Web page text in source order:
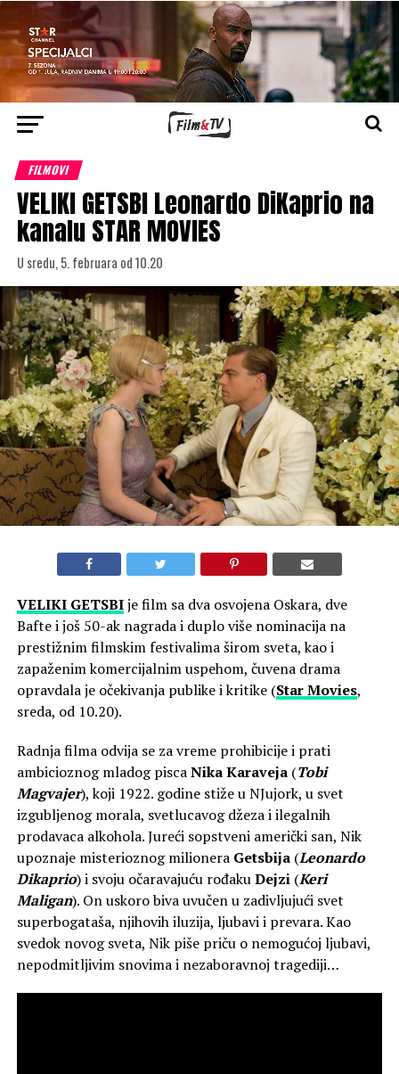
FILMOVI
VELIKI GETSBI Leonardo DiKaprio na
kanalu STAR MOVIES
U sredu, 5. februara od 10.20
VELIKI GETSBIje film sa dva osvojena Oskara, dve
Bafte i još 50-ak nagrada i duplo više nominacija na
prestižnim filmskim festivalima širom sveta, kao i
zapaženim komercijalnim uspehom, čuvena drama
opravdala je očekivanja publike i kritike (Star Movies,
sreda, od 10.20).
Radnja filma odvija se za vreme prohibicije i prati
ambicioznog mladog piscaNika Karaveja(Tobi
Magvajer), koji 1922. godine stiže u NJujork, u svet
izgubljenog morala, svetlucavog džeza i ilegalnih
prodavaca alkohola. Jureći sopstveni američki san, Nik
upoznaje misterioznog milionera Getsbija(Leonardo
Dikaprio) i svoju očaravajuću rođakuDejzi(Keri
Maligan). On uskoro biva uvučen u zadivljujući svet
superbogataša, njihovih iluzija, ljubavi i prevara. Kao
svedok novog sveta, Nik piše priču o nemogućoj ljubavi,
nepodmitljivim snovima i nezaboravnoj tragediji…